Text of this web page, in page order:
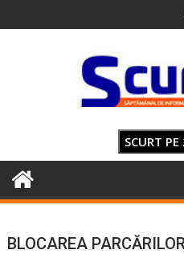
to
SCURT
BLOCAREA